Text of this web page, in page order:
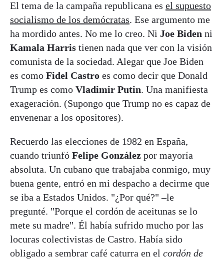
El tema de la campaña republicana es el supuesto
socialismo de los demócratas. Ese argumento me
ha mordido antes. No me lo creo. Ni Joe Biden ni
Kamala Harris tienen nada que ver con la visión
comunista de la sociedad. Alegar que Joe Biden
es como Fidel Castro es como decir que Donald
Trump es como Vladimir Putin. Una manifiesta
exageración. (Supongo que Trump no es capaz de
envenenar a los opositores).
Recuerdo las elecciones de 1982 en España,
cuando triunfó Felipe González por mayoría
absoluta. Un cubano que trabajaba conmigo, muy
buena gente, entró en mi despacho a decirme que
se iba a Estados Unidos. "¿Por qué?" –le
pregunté. "Porque el cordón de aceitunas se lo
mete su madre". Él había sufrido mucho por las
locuras colectivistas de Castro. Había sido
obligado a sembrar café caturra en el cordón de